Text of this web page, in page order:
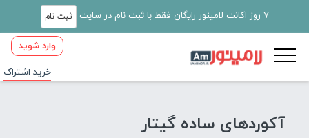
7 روز اکانت لامینور رایگان فقط با ثبت نام در سایت ثبت نام
وارد شوید
خرید اشتراک
آکوردهای ساده گیتار